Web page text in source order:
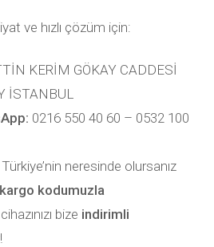
ve hızlı çözüm için:
KERİM GÖKAY CADDESİ
İSTANBUL
0216 550 40 60 – 0532 100
Türkiye’nin neresinde olursanız
kodumuzla
cihazınızı bize indirimli